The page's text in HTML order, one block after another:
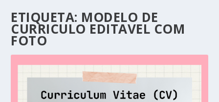
ETIQUETA: MODELO DE
CURRICULO EDITAVEL COM
FOTO